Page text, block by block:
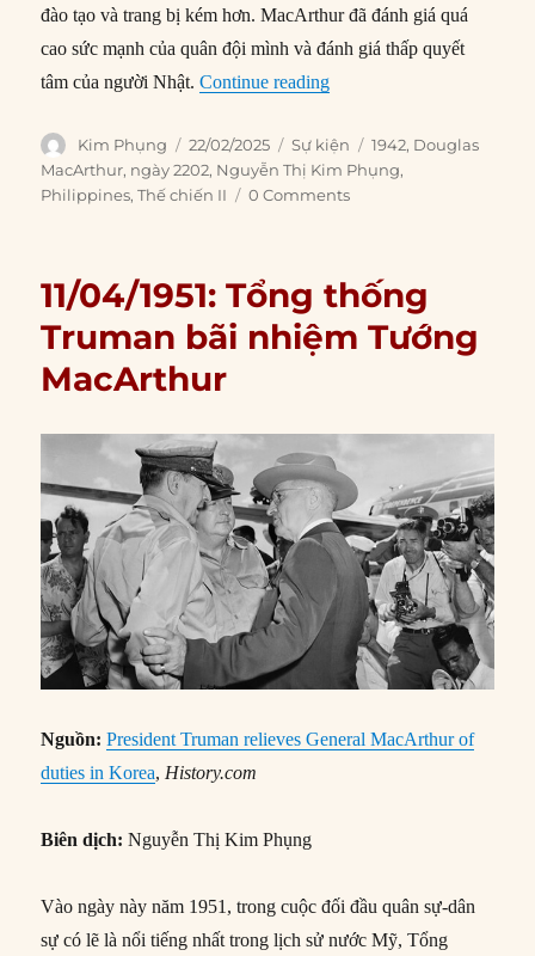
đào tạo và trang bị kém hơn. MacArthur đã đánh giá quá
cao sức mạnh của quân đội mình và đánh giá thấp quyết
tâm của người Nhật.Continue reading“22/02/1942: Roosevelt
Author
Kim Phụng
Posted
on
22/02/2025 Categories
Sự kiện Tags
1942, Douglas
MacArthur, ngày 2202, Nguyễn Thị Kim Phụng,
Philippines,Thế chiến II 0 Comments
11/04/1951: Tổng thống
Truman bãi nhiệm Tướng
MacArthur
Nguồn:President Truman relieves General MacArthur of
duties in Korea, History.com
Biên dịch: Nguyễn Thị Kim Phụng
Vào ngày này năm 1951, trong cuộc đối đầu quân sự-dân
sự có lẽ là nổi tiếng nhất trong lịch sử nước Mỹ, Tổng